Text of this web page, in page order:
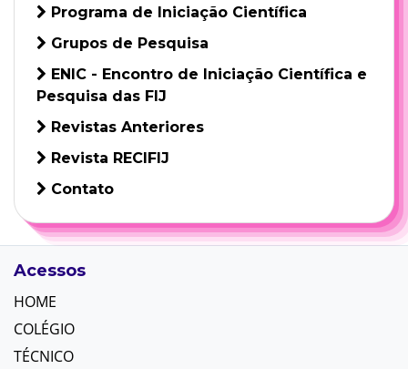
Programa de Iniciação Científica
Grupos de Pesquisa
ENIC - Encontro de Iniciação Científica e
Pesquisa das FIJ
Revistas Anteriores
Revista RECIFIJ
Contato
Acessos
HOME
COLÉGIO
TÉCNICO